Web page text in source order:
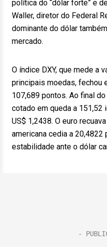
política do “dólar forte” e
Waller, diretor do Federal
dominante do dólar
mercado.
O índice DXY, que mede a
principais moedas, fechou
107,689 pontos. Ao final
cotado em queda a 151,52
US$ 1,2438. O euro
americana cedia a
estabilidade ante o dólar